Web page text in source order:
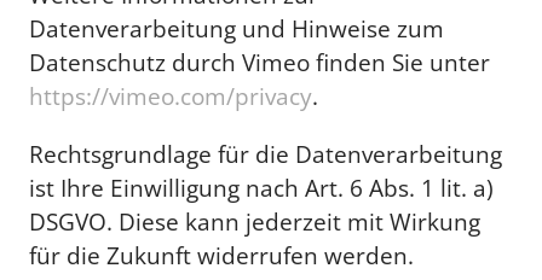
Datenverarbeitung und Hinweise zum
Datenschutz durch Vimeo finden Sie unter
https://vimeo.com/privacy.
Rechtsgrundlage für die Datenverarbeitung
ist Ihre Einwilligung nach Art. 6 Abs. 1 lit. a)
DSGVO. Diese kann jederzeit mit Wirkung
für die Zukunft widerrufen werden.